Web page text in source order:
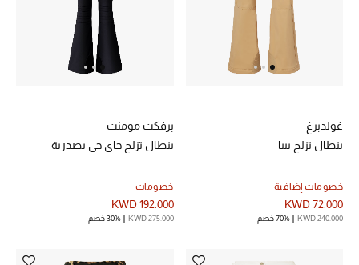
مستلزمات المنزل
ما وصلنا حديثاً
غولدبرغ
بنطال تزلج بيبا
خصومات إضافية
KWD 72.000
KWD 240.000 70% خصم
برفكت مومنت
بنطال تزلج جاي جي بصدرية
خصومات
KWD 192.000
KWD 275.000 30% خصم